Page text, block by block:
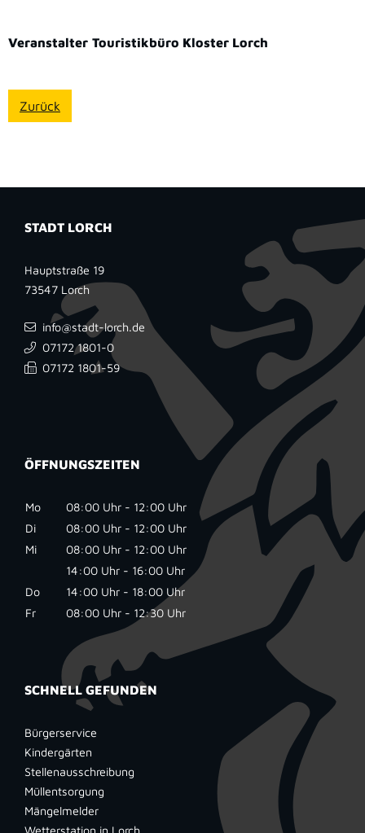
Veranstalter Touristikbüro Kloster Lorch
Zurück
STADT LORCH
Hauptstraße 19
73547 Lorch
info@stadt-lorch.de
07172 1801-0
07172 1801-59
ÖFFNUNGSZEITEN
Mo
08:00 Uhr - 12:00 Uhr
Di
08:00 Uhr - 12:00 Uhr
Mi
08:00 Uhr - 12:00 Uhr
14:00 Uhr - 16:00 Uhr
Do
14:00 Uhr - 18:00 Uhr
Fr
08:00 Uhr - 12:30 Uhr
SCHNELL GEFUNDEN
Bürgerservice
Kindergärten
Stellenausschreibung
Müllentsorgung
Mängelmelder
Wetterstation in Lorch